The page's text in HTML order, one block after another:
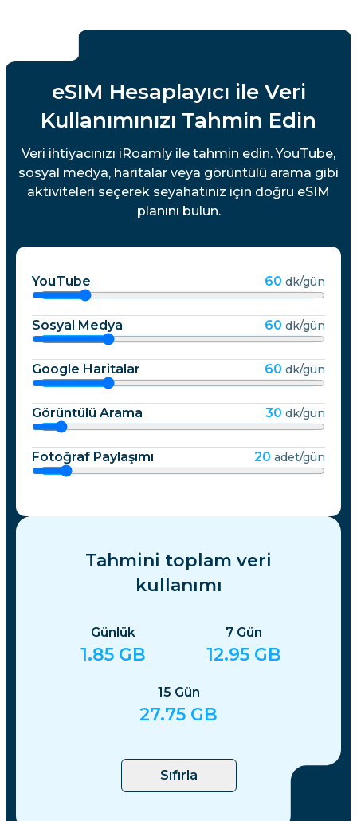
eSIM Hesaplayıcı ile Veri
Kullanımınızı Tahmin Edin
Veri ihtiyacınızı iRoamly ile tahmin edin. YouTube,
sosyal medya, haritalar veya görüntülü arama gibi
aktiviteleri seçerek seyahatiniz için doğru eSIM
planını bulun.
YouTube 60 dk/gün
Sosyal Medya 60 dk/gün
Google Haritalar 60 dk/gün
Görüntülü Arama 30 dk/gün
Fotoğraf Paylaşımı 20 adet/gün
Tahmini toplam veri
kullanımı
Günlük
1.85 GB
7 Gün
12.95 GB
15 Gün
27.75 GB
Sıfırla